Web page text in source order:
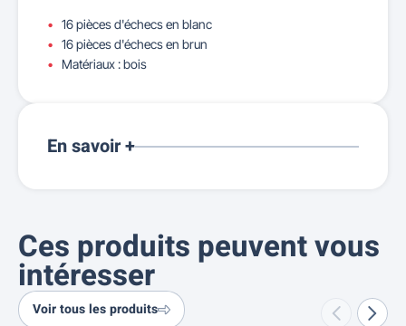
16 pièces d'échecs en blanc
16 pièces d'échecs en brun
Matériaux : bois
En savoir +
Ces produits peuvent vous
intéresser
Voir tous les produits